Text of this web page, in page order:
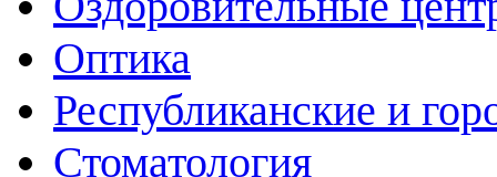
Оптика
Республиканские и
Стоматология